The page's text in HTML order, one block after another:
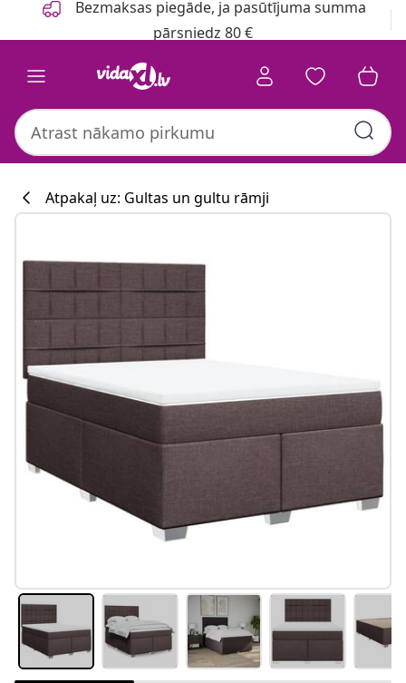
Bezmaksas piegāde, ja pasūtījuma summa
pārsniedz 80 €
Atpakaļ uz: Gultas un gultu rāmji